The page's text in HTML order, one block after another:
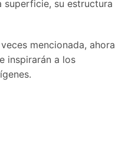
su estructura
mencionada, ahora
inspirarán a los